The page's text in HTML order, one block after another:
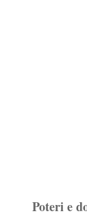
Poteri e